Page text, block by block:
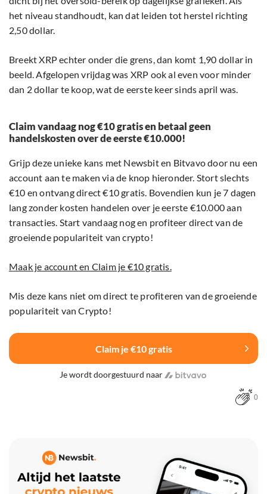
het niveau standhoudt, kan dat leiden tot herstel richting
2,50 dollar.
Breekt XRP echter onder die grens, dan komt 1,90 dollar in
beeld. Afgelopen vrijdag was XRP ook al even voor minder
dan 2 dollar te koop, wat de eerste keer sinds april was.
Claim vandaag nog €10 gratis en betaal geen
handelskosten over de eerste €10.000!
Grijp deze unieke kans met Newsbit en Bitvavo door nu een
account aan te maken via de knop hieronder. Stort slechts
€10 en ontvang direct €10 gratis. Bovendien kun je 7 dagen
lang zonder kosten handelen over je eerste €10.000 aan
transacties. Start vandaag nog en profiteer direct van de
groeiende populariteit van crypto!
Maak je account en Claim je €10 gratis.
Mis deze kans niet om direct te profiteren van de groeiende
populariteit van Crypto!
Claim je €10 gratis
Je wordt doorgestuurd naar
0